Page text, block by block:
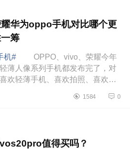
华为oppo手机对比哪个更
筹
机#
OPPO、vivo、荣耀今年
薄人像系列手机都发布完了，对
欢轻薄手机、喜欢拍照、喜欢外
呢，下面小编为大家介绍下荣耀华
1584 0
值得买吗？